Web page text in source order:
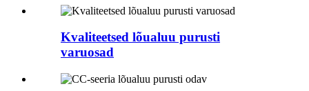
Kvaliteetsed lõualuu purusti
varuosad